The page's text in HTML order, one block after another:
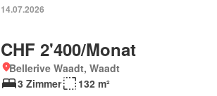
14.07.2026
CHF 2'400/Monat
Bellerive Waadt, Waadt
3 Zimmer
132 m²